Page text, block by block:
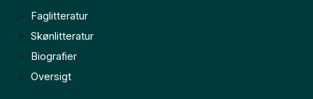
Faglitteratur
Skønlitteratur
Biografier
Oversigt